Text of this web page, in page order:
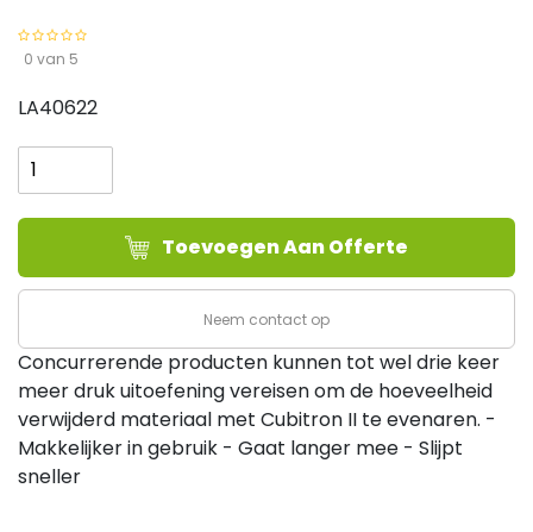
0 van 5
LA40622
Cubitron
II
T27
(10/ds)
Toevoegen Aan Offerte
Neem contact op
Concurrerende producten kunnen tot wel drie keer
meer druk uitoefening vereisen om de hoeveelheid
verwijderd materiaal met Cubitron II te evenaren. -
Makkelijker in gebruik - Gaat langer mee - Slijpt
sneller